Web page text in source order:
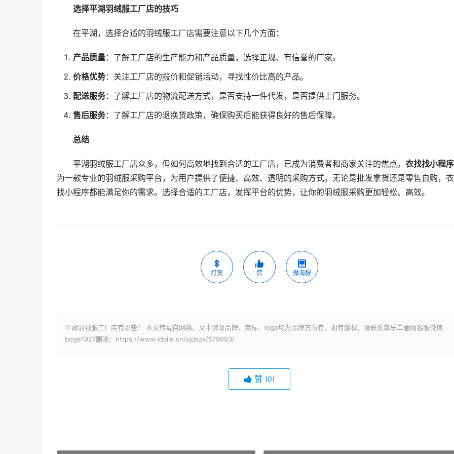
选择平湖羽绒服工厂店的技巧
在平湖，选择合适的羽绒服工厂店需要注意以下几个方面：
产品质量：了解工厂店的生产能力和产品质量，选择正规、有信誉的厂家。
价格优势：关注工厂店的报价和促销活动，寻找性价比高的产品。
配送服务：了解工厂店的物流配送方式，是否支持一件代发，是否提供上门服务。
售后服务：了解工厂店的退换货政策，确保购买后能获得良好的售后保障。
总结
平湖羽绒服工厂店众多，但如何高效地找到合适的工厂店，已成为消费者和商家关注的焦点。 衣找找小程序
为一款专业的羽绒服采购平台，为用户提供了便捷、高效、透明的采购方式。无论是批发拿货还是零售自购，
找小程序都能满足你的需求。选择合适的工厂店，发挥平台的优势，让你的羽绒服采购更加轻松、高效。
打赏 赞 微海报
平湖羽绒服工厂店有哪些？ 本文转载自网络，文中涉及品牌、商标、logo均为品牌方所有，如有版权，请联系黛乐二奢网客服微信
boge1927删除：https://www.idaile.cn/sjdszx/579693/
赞 (0)